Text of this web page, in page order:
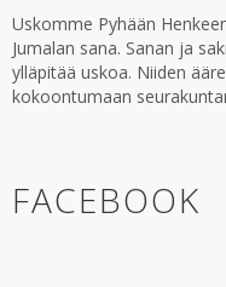
Uskomme Pyhään
Jumalan sana. Sanan ja
ylläpitää uskoa. Niiden
kokoontumaan
FACEBOOK